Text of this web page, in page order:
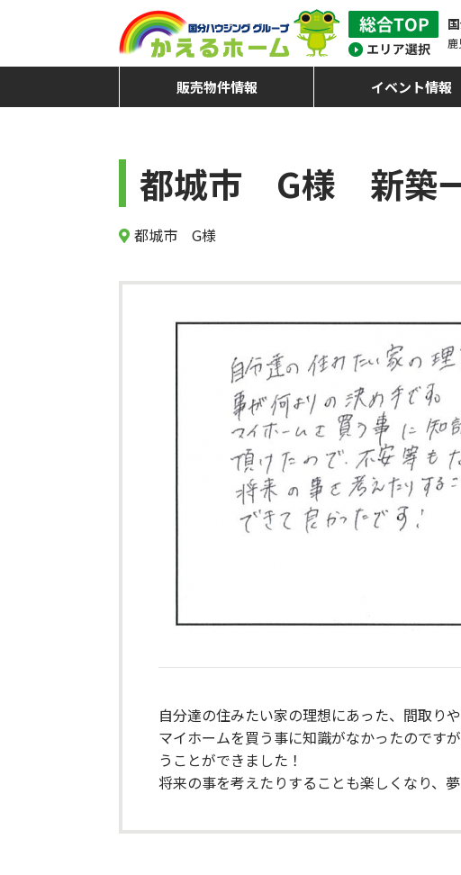
販売物件情報 イベント情報
都城市 G様 新築
都城市 G様
自分達の住みたい家の理想にあった、間取り
マイホームを買う事に知識がなかったのです
うことができました！
将来の事を考えたりすることも楽しくなり、